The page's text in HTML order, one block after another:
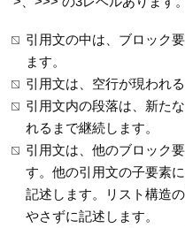
引用文の中は、ブロック
ます。
引用文は、空行が現われ
引用文内の段落は、新た
れるまで継続します。
引用文は、他のブロック
す。他の引用文の子要素
記述します。リスト構造
やさずに記述します。